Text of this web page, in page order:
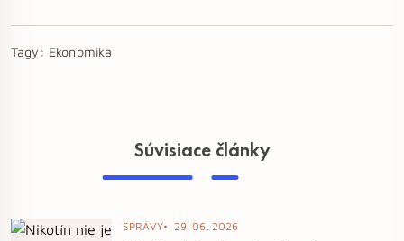
Tagy: Ekonomika
Súvisiace články
SPRÁVY 29. 06. 2026